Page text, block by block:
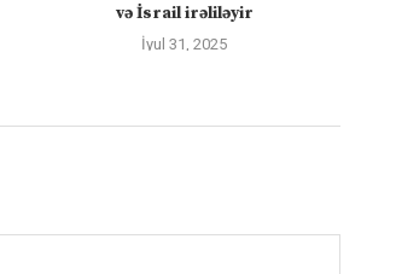
və İsrail irəliləyir
İyul 31, 2025